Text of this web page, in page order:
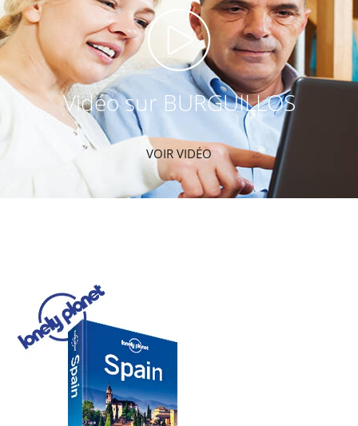
Vidéo sur BURGUILLOS
VOIR VIDÉO